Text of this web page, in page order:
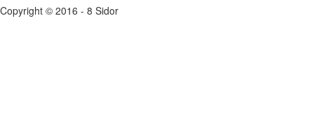
Copyright © 2016 - 8 Sidor